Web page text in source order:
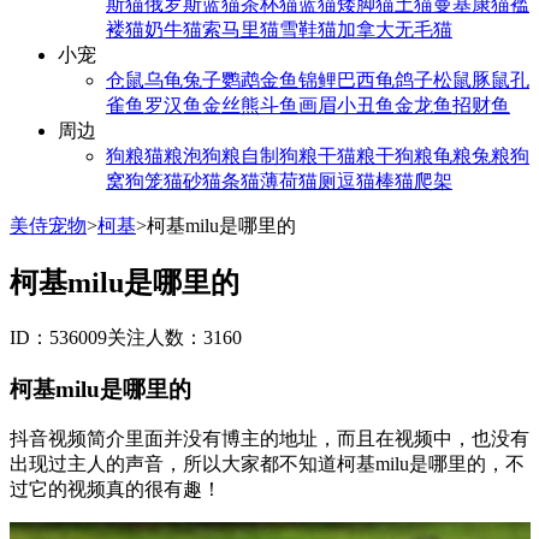
斯猫俄罗斯蓝猫茶杯猫蓝猫矮脚猫土猫曼基康猫褴
褛猫奶牛猫索马里猫雪鞋猫加拿大无毛猫
小宠
仓鼠乌龟兔子鹦鹉金鱼锦鲤巴西龟鸽子松鼠豚鼠孔
雀鱼 罗汉鱼金丝熊斗鱼画眉小丑鱼金龙鱼招财鱼
周边
狗粮猫粮泡狗粮自制狗粮干猫粮干狗粮龟粮兔粮狗
窝狗笼猫砂猫条猫薄荷猫厕逗猫棒猫爬架
美侍宠物>柯基>柯基milu是哪里的
柯基milu是哪里的
ID：536009关注人数：3160
柯基milu是哪里的
抖音视频简介里面并没有博主的地址，而且在视频中，也没有
出现过主人的声音，所以大家都不知道柯基milu是哪里的，不
过它的视频真的很有趣！